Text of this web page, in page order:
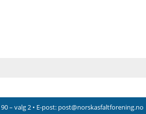
– valg 2 • E-post: post@norskasfaltforening.no